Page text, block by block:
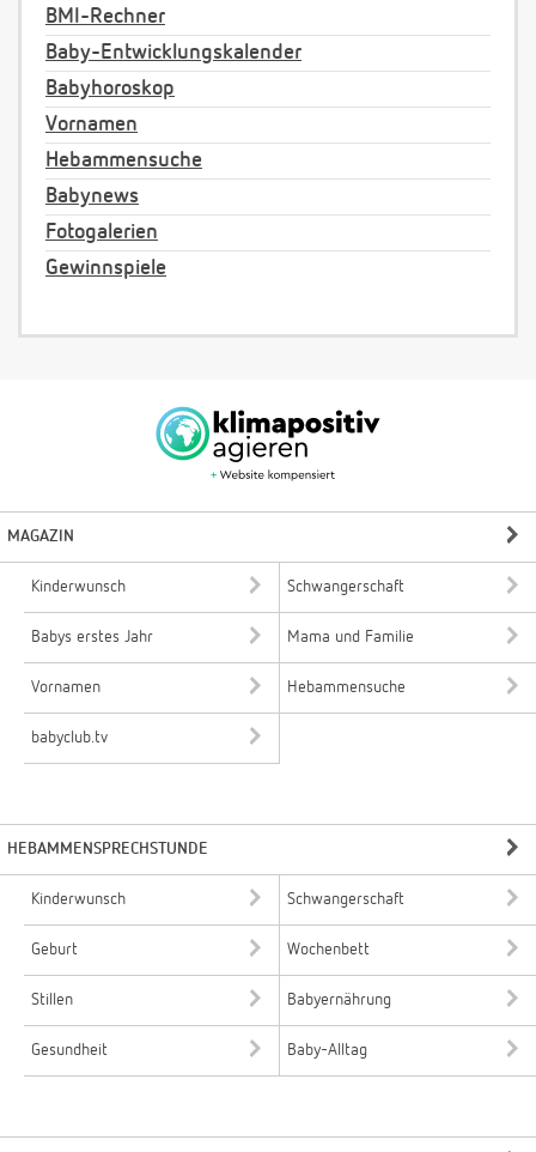
BMI-Rechner
Baby-Entwicklungskalender
Babyhoroskop
Vornamen
Hebammensuche
Babynews
Fotogalerien
Gewinnspiele
MAGAZIN
Kinderwunsch Schwangerschaft
Babys erstes Jahr Mama und Familie
Vornamen Hebammensuche
babyclub.tv
HEBAMMENSPRECHSTUNDE
Kinderwunsch Schwangerschaft
Geburt Wochenbett
Stillen Babyernährung
Gesundheit Baby-Alltag